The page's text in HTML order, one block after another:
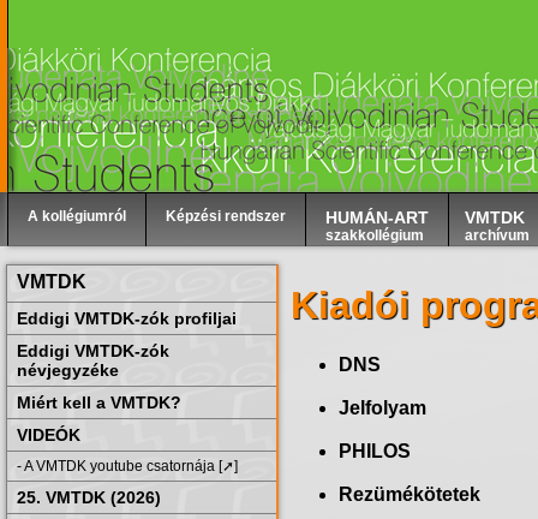
A kollégiumról Képzési rendszer HUMÁN-ART
szakkollégium
VMTDK
archívum
VMTDK
Eddigi VMTDK-zók profiljai
Eddigi VMTDK-zók
névjegyzéke
Miért kell a VMTDK?
VIDEÓK
- A VMTDK youtube csatornája [➚]
25. VMTDK (2026)
Kiadói
DNS
Jelfolyam
PHILOS
Rezümékötetek